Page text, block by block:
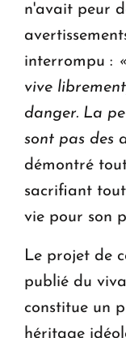
n'avait peur
interrompu :
vive
danger. La
sont pas des
démontré
sacrifiant
vie pour son
Le projet de
publié du
constitue un
héritage